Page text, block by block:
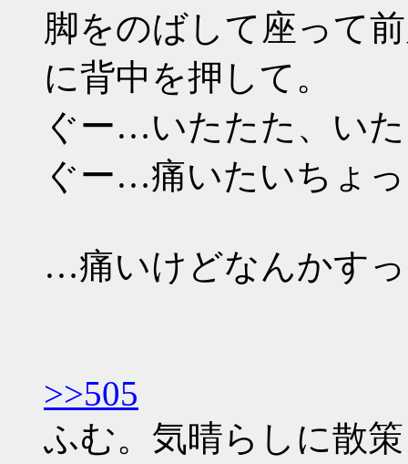
脚をのばして座って
に背中を押して。
ぐー…いたたた、い
ぐー…痛いたいちょ
…痛いけどなんかす
>>505
ふむ。気晴らしに散